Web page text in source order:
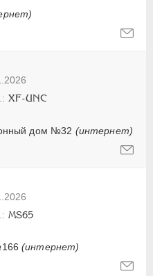
дом №32 (интернет)
XF-UNC
(интернет)
MS65